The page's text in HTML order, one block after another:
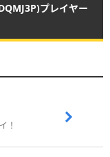
プレイヤー
！